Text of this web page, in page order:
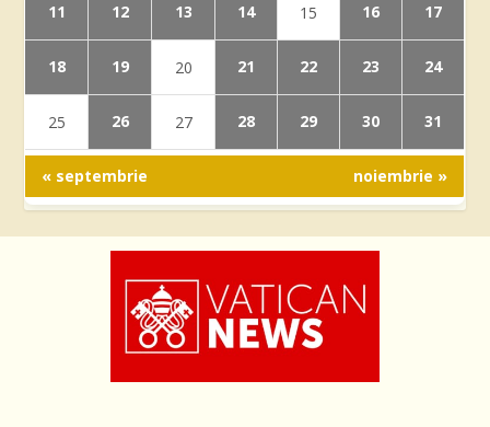
11 12 13 14 15 16 17
18 19 20 21 22 23 24
25 26 27 28 29 30 31
« septembrie noiembrie »